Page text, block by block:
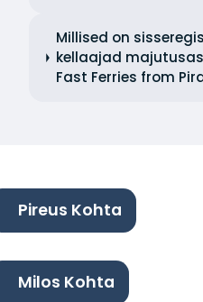
Millised on
kellaajad
Fast Ferries from
Pireus Kohta
Milos Kohta